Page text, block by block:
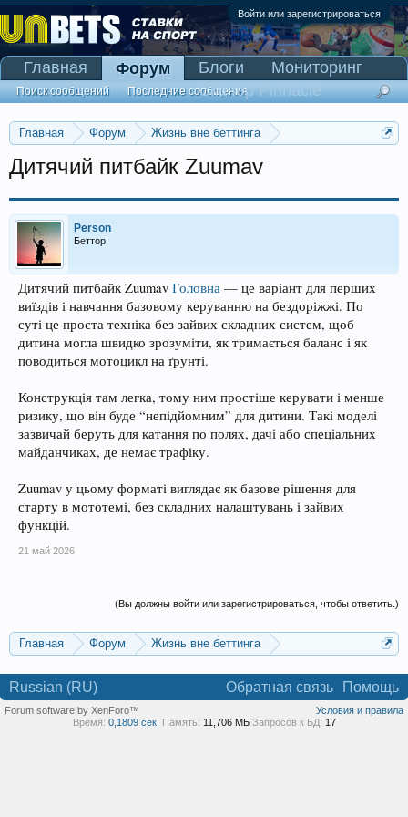
Войти или зарегистрироваться
Главная Форум
Жизнь вне беттинга
Реклама и коммерция
Дитячий питбайк Zuumav
Person
Беттор
Дитячий питбайк Zuumav Головна — це варіант для перших
виїздів і навчання базовому керуванню на бездоріжжі. По
суті це проста техніка без зайвих складних систем, щоб
дитина могла швидко зрозуміти, як тримається баланс і як
поводиться мотоцикл на ґрунті.
Конструкція там легка, тому ним простіше керувати і менше
ризику, що він буде “непідйомним” для дитини. Такі моделі
зазвичай беруть для катання по полях, дачі або спеціальних
майданчиках, де немає трафіку.
Zuumav у цьому форматі виглядає як базове рішення для
старту в мототемі, без складних налаштувань і зайвих
функцій.
21 май 2026
(Вы должны войти или зарегистрироваться, чтобы ответить.)
Главная Форум
Жизнь вне беттинга
Главная Форум
Поиск сообщений Последние сообщения
Блоги
Мониторинг
Сканер Pinnacle
Russian (RU) Обратная связь Помощь
Условия и правила
Forum software by XenForo™
Время: 0,1809 сек. Память: 11,706 МБ Запросов к БД: 17